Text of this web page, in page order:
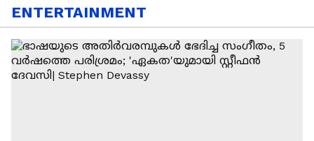
ENTERTAINMENT